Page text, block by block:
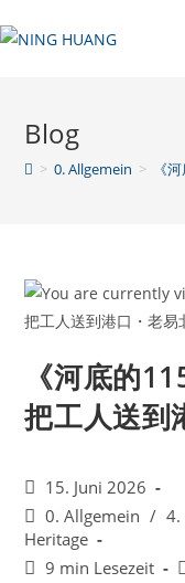
Inhalt
Blog
> 0. Allgemein > 《
《河底的
把工人送到
Beitrag
veröffentlicht:
15. Juni 2026
Beitrags-
Kategorie:
0. Allgemein / 4.
Heritage
Lesedauer:
9 min Lesezeit